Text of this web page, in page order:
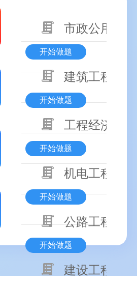
市政公用工
开始做题
建筑工程技术
开始做题
工程经济
开始做题
机电工程技术
开始做题
公路工程技术
开始做题
建设工程项